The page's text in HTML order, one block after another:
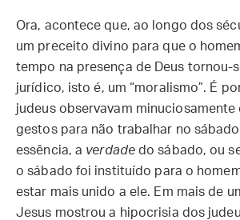
Ora, acontece que, ao longo dos
um preceito divino para que o
tempo na presença de Deus tornou-
jurídico, isto é, um “moralismo”. É
judeus observavam minuciosamente
gestos para não trabalhar no
essência, a verdadedo sábado, ou
o sábado foi instituído para o
estar mais unido a ele. Em mais de
Jesus mostrou a hipocrisia dos